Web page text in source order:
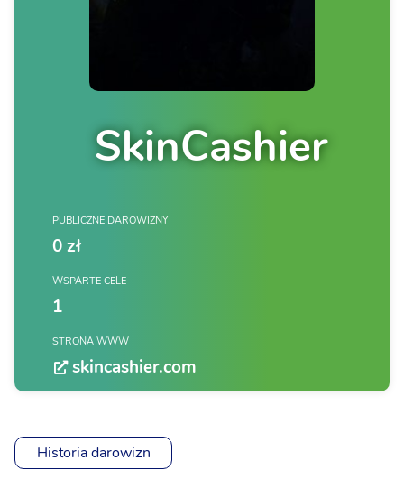
SkinCashier
PUBLICZNE DAROWIZNY
0 zł
WSPARTE CELE
1
STRONA WWW
skincashier.com
Historia darowizn